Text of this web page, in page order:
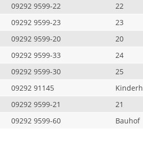
09292 9599-22 22
09292 9599-23 23
09292 9599-20 20
09292 9599-33 24
09292 9599-30 25
09292 91145
09292 9599-21 21
09292 9599-60 Bauhof